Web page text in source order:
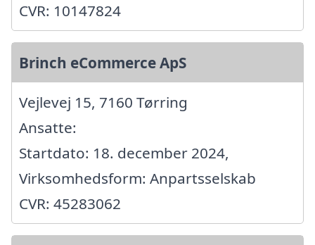
CVR: 10147824
Brinch eCommerce ApS
Vejlevej 15, 7160 Tørring
Ansatte:
Startdato: 18. december 2024,
Virksomhedsform: Anpartsselskab
CVR: 45283062